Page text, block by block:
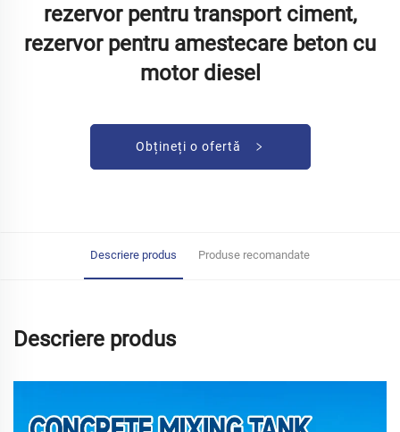
rezervor pentru transport ciment,
rezervor pentru amestecare beton cu
motor diesel
Obțineți o ofertă
Descriere produs Produse recomandate
Descriere produs